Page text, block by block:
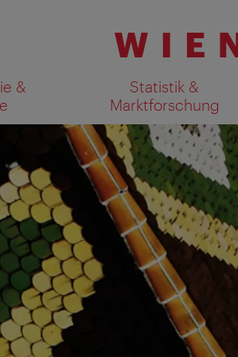
&
Statistik &
Marktforschung